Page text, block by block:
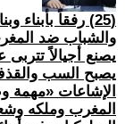
(25) رفقاً
والشباب ضد
يصنع أجيالاً
يصبح السب
الإشاعات «مهمة
المغرب وملكه